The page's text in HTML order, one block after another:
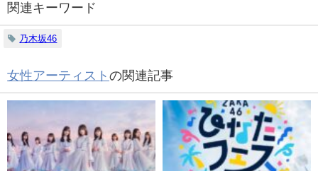
関連キーワード
乃木坂46
女性アーティスト の関連記事